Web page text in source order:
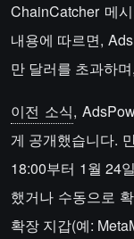
ChainCatcher 메
내용에 따르면,
만 달러를 초과하
이전 소식,
게 공개했습니다.
18:00부터 1월 24
했거나 수동으로
확장 지갑(예: